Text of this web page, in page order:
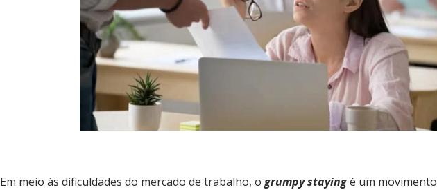
Em meio às dificuldades do mercado de trabalho, o grumpy stayingé um